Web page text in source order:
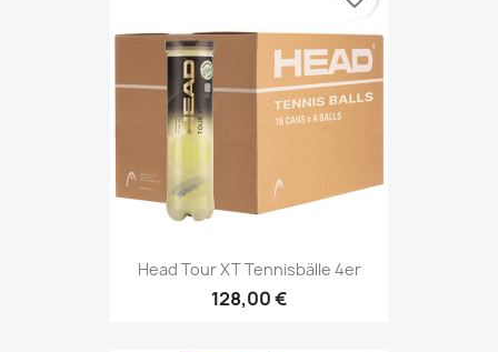
Head Tour XT Tennisbälle 4er
128,00 €